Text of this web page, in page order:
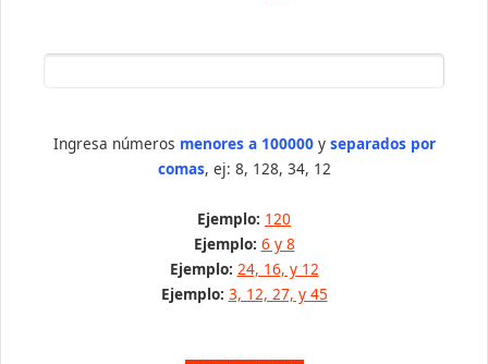
Ingresa números menores a 100000y separados por
comas, ej: 8, 128, 34, 12
Ejemplo: 120
Ejemplo: 6 y 8
Ejemplo: 24, 16, y 12
Ejemplo: 3, 12, 27, y 45